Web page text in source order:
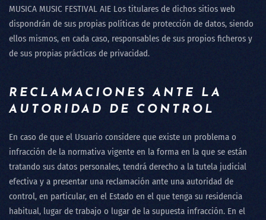
MUSICA MUSIC FESTIVAL AIE Los titulares de dichos sitios web
dispondrán de sus propias políticas de protección de datos, siendo
ellos mismos, en cada caso, responsables de sus propios ficheros y
de sus propias prácticas de privacidad.
RECLAMACIONES ANTE LA
AUTORIDAD DE CONTROL
En caso de que el Usuario considere que existe un problema o
infracción de la normativa vigente en la forma en la que se están
tratando sus datos personales, tendrá derecho a la tutela judicial
efectiva y a presentar una reclamación ante una autoridad de
control, en particular, en el Estado en el que tenga su residencia
habitual, lugar de trabajo o lugar de la supuesta infracción. En el